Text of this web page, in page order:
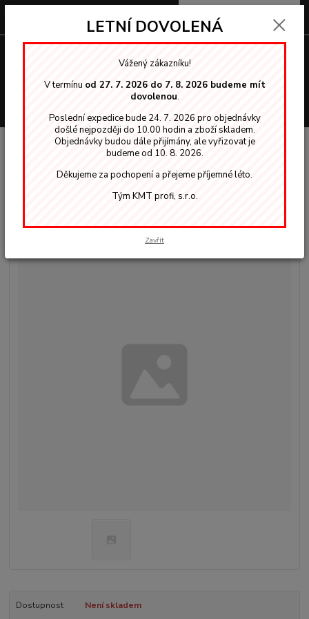
0,00 Kč
OSMO vosky, oleje Exteriér
701 Bezbarvý MAT - olejová lazura
701 Bezbarvý MAT - olejová
Dostupnost Není skladem
LETNÍ DOVOLENÁ
Vážený zákazníku!
V termínu od 27. 7. 2026 do 7. 8. 2026 budeme mít
dovolenou.
Poslední expedice bude 24. 7. 2026 pro objednávky
došlé nejpozději do 10.00 hodin a zboží skladem.
Objednávky budou dále přijímány, ale vyřizovat je
budeme od 10. 8. 2026.
Děkujeme za pochopení a přejeme příjemné léto.
Tým KMT profi, s.r.o.
Zavřít